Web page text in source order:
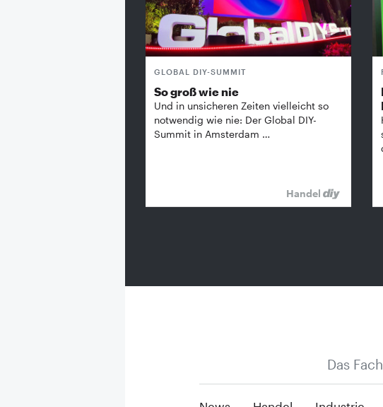
GLOBAL DIY-SUMMIT
So groß wie nie
Und in unsicheren Zeiten vielleicht so
notwendig wie nie: Der Global DIY-
Summit in Amsterdam …
Handel
Das